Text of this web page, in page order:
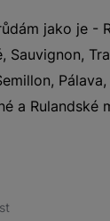
jako je -
Sauvignon,
a Rulandské